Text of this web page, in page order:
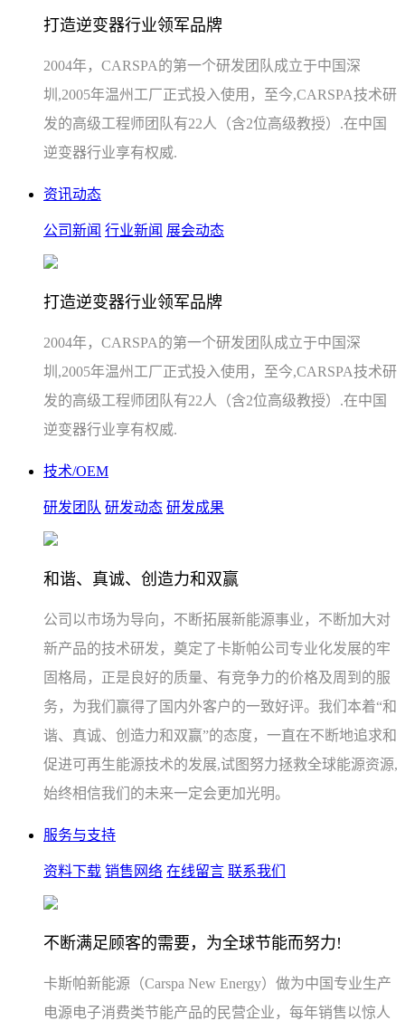
打造逆变器行业领军品牌
2004年，CARSPA的第一个研发团队成立于中国深
圳,2005年温州工厂正式投入使用，至今,CARSPA技术研
发的高级工程师团队有22人（含2位高级教授）.在中国
逆变器行业享有权威.
资讯动态
公司新闻 行业新闻 展会动态
打造逆变器行业领军品牌
2004年，CARSPA的第一个研发团队成立于中国深
圳,2005年温州工厂正式投入使用，至今,CARSPA技术研
发的高级工程师团队有22人（含2位高级教授）.在中国
逆变器行业享有权威.
技术/OEM
研发团队 研发动态 研发成果
和谐、真诚、创造力和双赢
公司以市场为导向，不断拓展新能源事业，不断加大对
新产品的技术研发，奠定了卡斯帕公司专业化发展的牢
固格局，正是良好的质量、有竞争力的价格及周到的服
务，为我们赢得了国内外客户的一致好评。我们本着“和
谐、真诚、创造力和双赢”的态度，一直在不断地追求和
促进可再生能源技术的发展,试图努力拯救全球能源资源,
始终相信我们的未来一定会更加光明。
服务与支持
资料下载 销售网络 在线留言 联系我们
不断满足顾客的需要，为全球节能而努力!
卡斯帕新能源（Carspa New Energy）做为中国专业生产
电源电子消费类节能产品的民营企业，每年销售以惊人